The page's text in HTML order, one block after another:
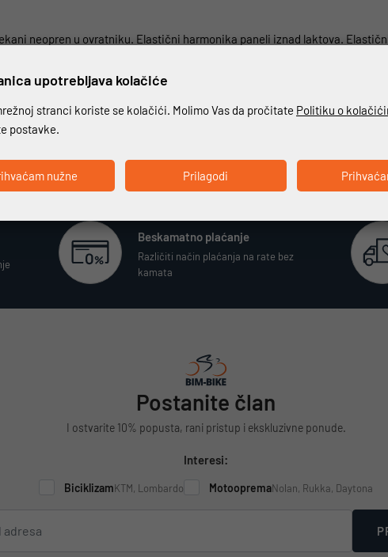
neopren u ovratniku. Elastični harmonika paneli iznad laktova.
Rukavi se završavaju patentnim zatvaračima i gumbima. Podesivi
za remen ili oko remena. Lagana i udobna kozja koža. Dva donja džepa
Beskamatno plaćanje
Različiti način plaćanja na rate bez
kamata
Postanite član
I ostvarite 10% popusta, rani pristup i ekskluzivne ponude.
Interesi:
BiciklizamKTM, Lombardo MotoopremaNolan, Rukka, Daytona
upotrebljava kolačiće
stranci koriste se kolačići. Molimo Vas da pročitate Politiku o
postavke.
nužne Prilagodi